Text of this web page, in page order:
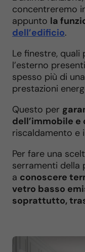
concentreremo
appunto la
dell’edificio.
Le finestre, quali
l’esterno
spesso più di
prestazioni
Questo per
dell’immobile
riscaldamento e
Per fare una
serramenti della
a conoscere
vetro basso
soprattutto,